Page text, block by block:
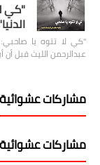
"كي
"كي لا تتوه يا صاحبي:
عبدالرحمن الليث قبل أن
مشاركات عشوائية
مشاركات